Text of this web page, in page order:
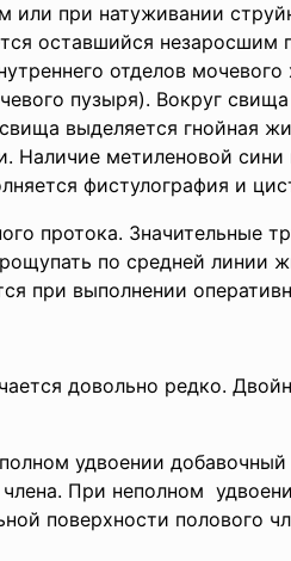
или при натуживании
оставшийся незаросшим
отделов
пузыря). Вокруг
выделяется гнойная
Наличие метиленовой
фистулография и
протока. Значительные
по средней
при выполнении
довольно редко.
удвоении добавочный
При неполном
поверхности полового